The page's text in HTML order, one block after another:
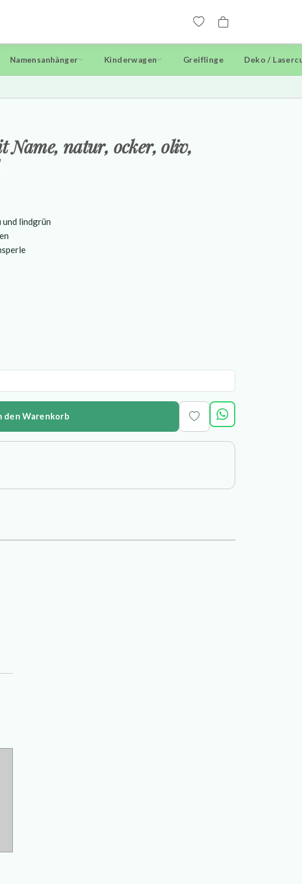
Namensanhänger Kinderwagen Greiflinge Deko /
Name, natur, ocker, oliv,
und lindgrün
den Warenkorb